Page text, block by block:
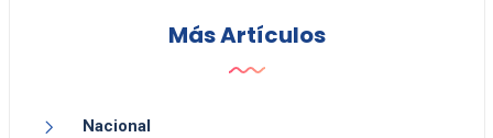
Más Artículos
Nacional